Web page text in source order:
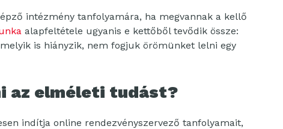
intézmény tanfolyamára, ha megvannak a kellő
alapfeltétele ugyanis e kettőből tevődik össze:
is hiányzik, nem fogjuk örömünket lelni egy
az elméleti tudást?
indítja online rendezvényszervező tanfolyamait,